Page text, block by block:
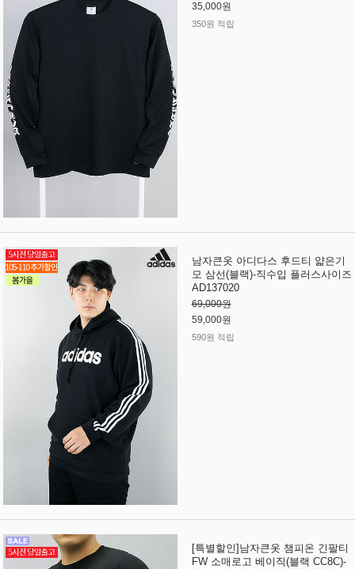
35,000원
350원 적립
남자큰옷 아디다스 후드티 얇은기
모 삼선(블랙)-직수입 플러스사이즈
AD137020
69,000원
59,000원
590원 적립
[특별할인]남자큰옷 챔피온 긴팔티
FW 소매로고 베이직(블랙 CC8C)-